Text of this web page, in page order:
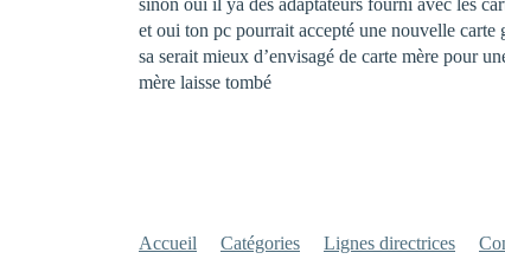
sinon oui il ya des adaptateurs fourni avec les
et oui ton pc pourrait accepté une nouvelle
sa serait mieux d’envisagé de carte mère pour
mère laisse tombé
Accueil Catégories Lignes directrices